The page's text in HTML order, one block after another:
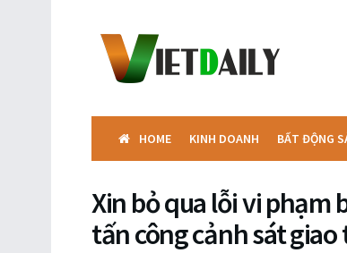
HOME KINH DOANH BẤT ĐỘNG
Xin bỏ qua lỗi vi phạm
tấn công cảnh sát